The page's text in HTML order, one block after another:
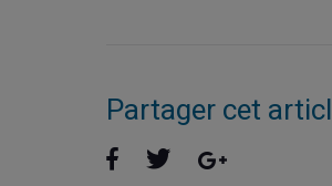
Partager cet